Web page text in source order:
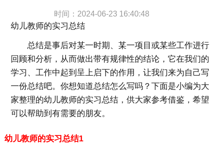
时间：2024-06-23 16:40:48
幼儿教师的实习总结
总结是事后对某一时期、某一项目或某些工作进行
回顾和分析，从而做出带有规律性的结论，它在我们的
学习、工作中起到呈上启下的作用，让我们来为自己写
一份总结吧。你想知道总结怎么写吗？下面是小编为大
家整理的幼儿教师的实习总结，供大家参考借鉴，希望
可以帮助到有需要的朋友。
幼儿教师的实习总结1